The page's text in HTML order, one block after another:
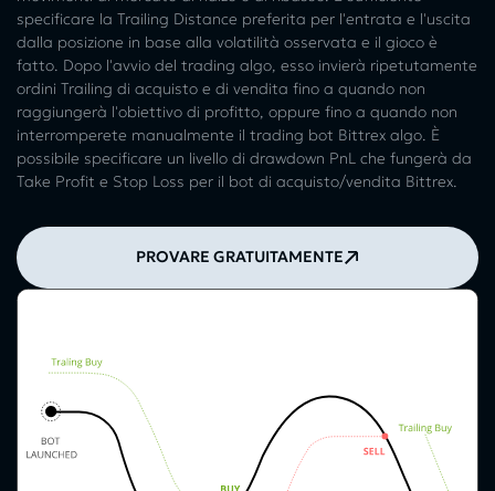
specificare la Trailing Distance preferita per l'entrata e l'uscita
dalla posizione in base alla volatilità osservata e il gioco è
fatto. Dopo l'avvio del trading algo, esso invierà ripetutamente
ordini Trailing di acquisto e di vendita fino a quando non
raggiungerà l'obiettivo di profitto, oppure fino a quando non
interromperete manualmente il trading bot Bittrex algo. È
possibile specificare un livello di drawdown PnL che fungerà da
Take Profit e Stop Loss per il bot di acquisto/vendita Bittrex.
PROVARE GRATUITAMENTE